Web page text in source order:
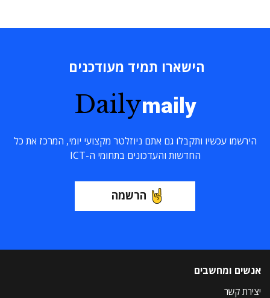
הישארו תמיד מעודכנים
Dailymaily
הירשמו עכשיו ותקבלו גם אתם ניוזלטר מקצועי יומי, המרכז את כל
החדשות והעדכונים בתחומי ה-ICT
הרשמה
אנשים ומחשבים
יצירת קשר